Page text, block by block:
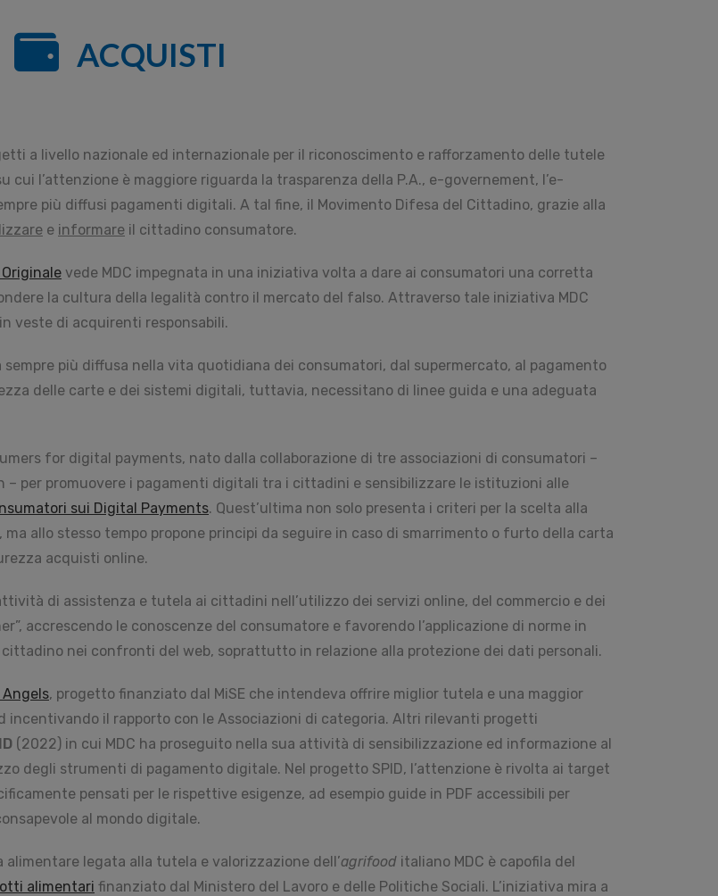
ACQUISTI
a livello nazionale ed internazionale per il riconoscimento e rafforzamento delle tutele
l’attenzione è maggiore riguarda la trasparenza della P.A., e-governement, l’e-
più diffusi pagamenti digitali. A tal fine, il Movimento Difesa del Cittadino, grazie alla
e informare il cittadino consumatore.
vede MDC impegnata in una iniziativa volta a dare ai consumatori una corretta
la cultura della legalità contro il mercato del falso. Attraverso tale iniziativa MDC
veste di acquirenti responsabili.
più diffusa nella vita quotidiana dei consumatori, dal supermercato, al pagamento
delle carte e dei sistemi digitali, tuttavia, necessitano di linee guida e una adeguata
for digital payments, nato dalla collaborazione di tre associazioni di consumatori –
– per promuovere i pagamenti digitali tra i cittadini e sensibilizzare le istituzioni alle
sui Digital Payments. Quest’ultima non solo presenta i criteri per la scelta alla
allo stesso tempo propone principi da seguire in caso di smarrimento o furto della carta
acquisti online.
di assistenza e tutela ai cittadini nell’utilizzo dei servizi online, del commercio e dei
accrescendo le conoscenze del consumatore e favorendo l’applicazione di norme in
nei confronti del web, soprattutto in relazione alla protezione dei dati personali.
Angels, progetto finanziato dal MiSE che intendeva offrire miglior tutela e una maggior
incentivando il rapporto con le Associazioni di categoria. Altri rilevanti progetti
(2022) in cui MDC ha proseguito nella sua attività di sensibilizzazione ed informazione al
degli strumenti di pagamento digitale. Nel progetto SPID, l’attenzione è rivolta ai target
pensati per le rispettive esigenze, ad esempio guide in PDF accessibili per
al mondo digitale.
legata alla tutela e valorizzazione dell’agrifood italiano MDC è capofila del
alimentari finanziato dal Ministero del Lavoro e delle Politiche Sociali. L’iniziativa mira a